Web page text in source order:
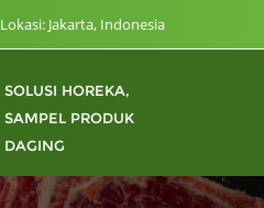
Lokasi: Jakarta, Indonesia
SOLUSI HOREKA,
SAMPEL PRODUK
DAGING